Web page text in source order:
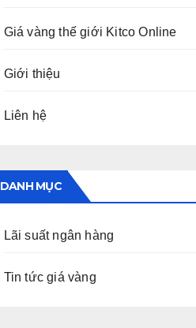
Giá vàng thế giới Kitco Online
Giới thiệu
Liên hệ
DANH MỤC
Lãi suất ngân hàng
Tin tức giá vàng